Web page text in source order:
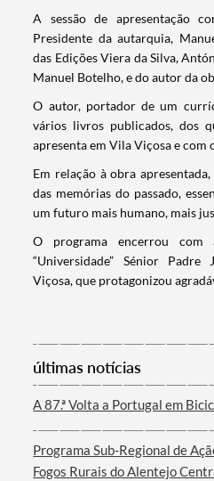
Termo de Pesquisa
Categorias gerais
Filtros
A sessão de apresentação
Presidente da autarquia,
das Edições Viera da Silva,
Manuel Botelho, e do autor da
O autor, portador de um
vários livros publicados, dos
apresenta em Vila Viçosa e
Em relação à obra
das memórias do passado,
um futuro mais humano, mais
O programa encerrou
“Universidade” Sénior
Viçosa, que protagonizou
últimas notícias
A 87.ª Volta a Portugal em
Programa Sub-Regional de
Fogos Rurais do Alentejo